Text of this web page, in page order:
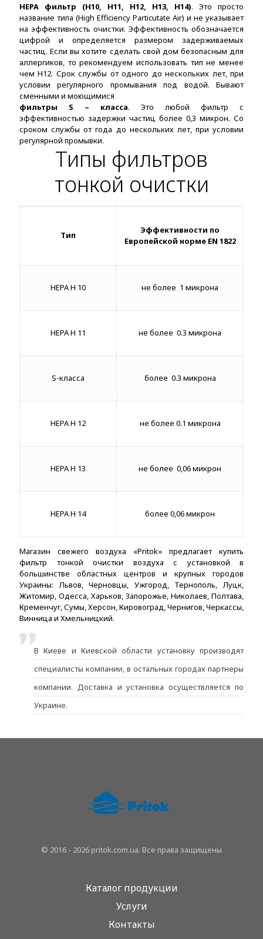
HEPA фильтр (Н10, H11, H12, H13, H14). Это просто
название типа (High Efficiency Particutate Air) и не указывает
на эффективность очистки. Эффективность обозначается
цифрой и определяется размером задерживаемых
частиц. Если вы хотите сделать свой дом безопасным для
аллергиков, то рекомендуем использовать тип не менее
чем Н12. Срок службы от одного до нескольких лет, при
условии регулярного промывания под водой. Бывают
сменными и моющимися
фильтры S – класса. Это любой фильтр с
эффективностью задержки частиц более 0,3 микрон. Со
сроком службы от года до нескольких лет, при условии
регулярной промывки.
Типы фильтров
тонкой очистки
Тип
Эффективности по
Европейской норме EN 1822
HEPA H 10 не более 1 микрона
HEPA H 11 не более 0.3 микрона
S-класса более 0.3 микрона
HEPA H 12 не более 0.1 микрона
HEPA H 13 не более 0,06 микрон
HEPA H 14 более 0,06 микрон
Магазин свежего воздуха «Pritok» предлагает купить
фильтр тонкой очистки воздуха с установкой в
большинстве областных центров и крупных городов
Украины: Львов, Черновцы, Ужгород, Тернополь, Луцк,
Житомир, Одесса, Харьков, Запорожье, Николаев, Полтава,
Кременчуг, Сумы, Херсон, Кировоград, Чернигов, Черкассы,
Винница и Хмельницкий.
В Киеве и Киевской области установку производят
специалисты компании, в остальных городах партнеры
компании. Доставка и установка осуществляется по
Украине.
© 2016 - 2026 pritok.com.ua. Все права защищены
Каталог продукции
Услуги
Контакты